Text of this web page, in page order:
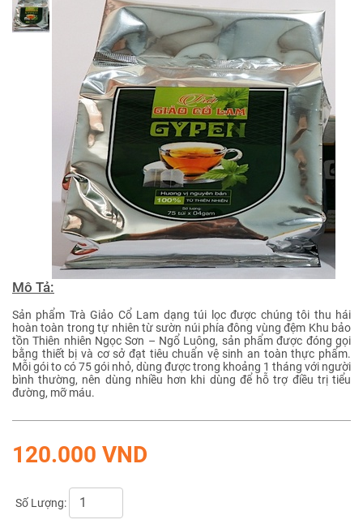
Mô Tả:
Sản phẩm Trà Giảo Cổ Lam dạng túi lọc được chúng tôi thu hái
hoàn toàn trong tự nhiên từ sườn núi phía đông vùng đệm Khu bảo
tồn Thiên nhiên Ngọc Sơn – Ngổ Luông, sản phẩm được đóng gọi
bằng thiết bị và cơ sở đạt tiêu chuẩn vệ sinh an toàn thực phẩm.
Mỗi gói to có 75 gói nhỏ, dùng được trong khoảng 1 tháng với người
bình thường, nên dùng nhiều hơn khi dùng để hỗ trợ điều trị tiểu
đường, mỡ máu.
120.000 VND
Số Lượng: